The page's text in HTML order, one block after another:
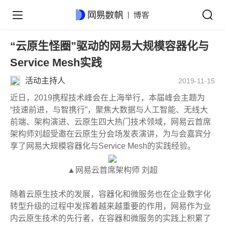
“云原生怪圈”驱动的网易大规模容器化与
Service Mesh实践
活动主持人 2019-11-15
近日，2019携程技术峰会在上海举行，本届峰会主题为
“技速前进，与智携行”，聚焦大数据与人工智能、无线大
前端、架构演进、云原生四大热门技术领域，网易云首席
架构师刘超受邀在云原生分会场发表演讲，为与会嘉宾分
享了网易大规模容器化与Service Mesh的实践经验。
▲网易云首席架构师 刘超
随着云原生技术的发展，容器化和微服务也在企业数字化
转型升级的过程中发挥着越来越重要的作用，网易作为业
内云原生技术的先行者，在容器和微服务的实践上积累了